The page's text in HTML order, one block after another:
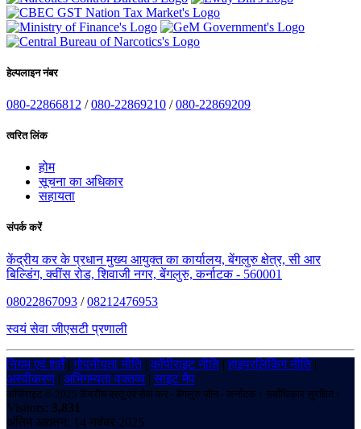
हेल्पलाइन नंबर
080-22866812 /080-22869210 /080-22869209
त्वरित लिंक
होम
सूचना का अधिकार
सहायता
संपर्क करें
केंद्रीय कर के प्रधान मुख्य आयुक्त का कार्यालय, बेंगलुरु क्षेत्र, सी आर
बिल्डिंग, क्वींस रोड, शिवाजी नगर, बेंगलुरु, कर्नाटक - 560001
08022867093 /08212476953
स्वयं सेवा जीएसटी प्रणाली
नियम एवं शर्तें|गोपनीयता नीति|कॉपीराइट नीति|हाइपरलिंकिंग नीति|
अस्वीकरण | अभिगम्यता वक्तव्य |साइट मैप
कॉपीराइट © 2025 केंद्रीय वस्तु एवं सेवा कर - बेंगलुरु ज़ोन - कर्नाटक। सर्वाधिकार सुरक्षित।
Visitors: 3,831
अंतिम अद्यतन: 14 नवंबर 2025